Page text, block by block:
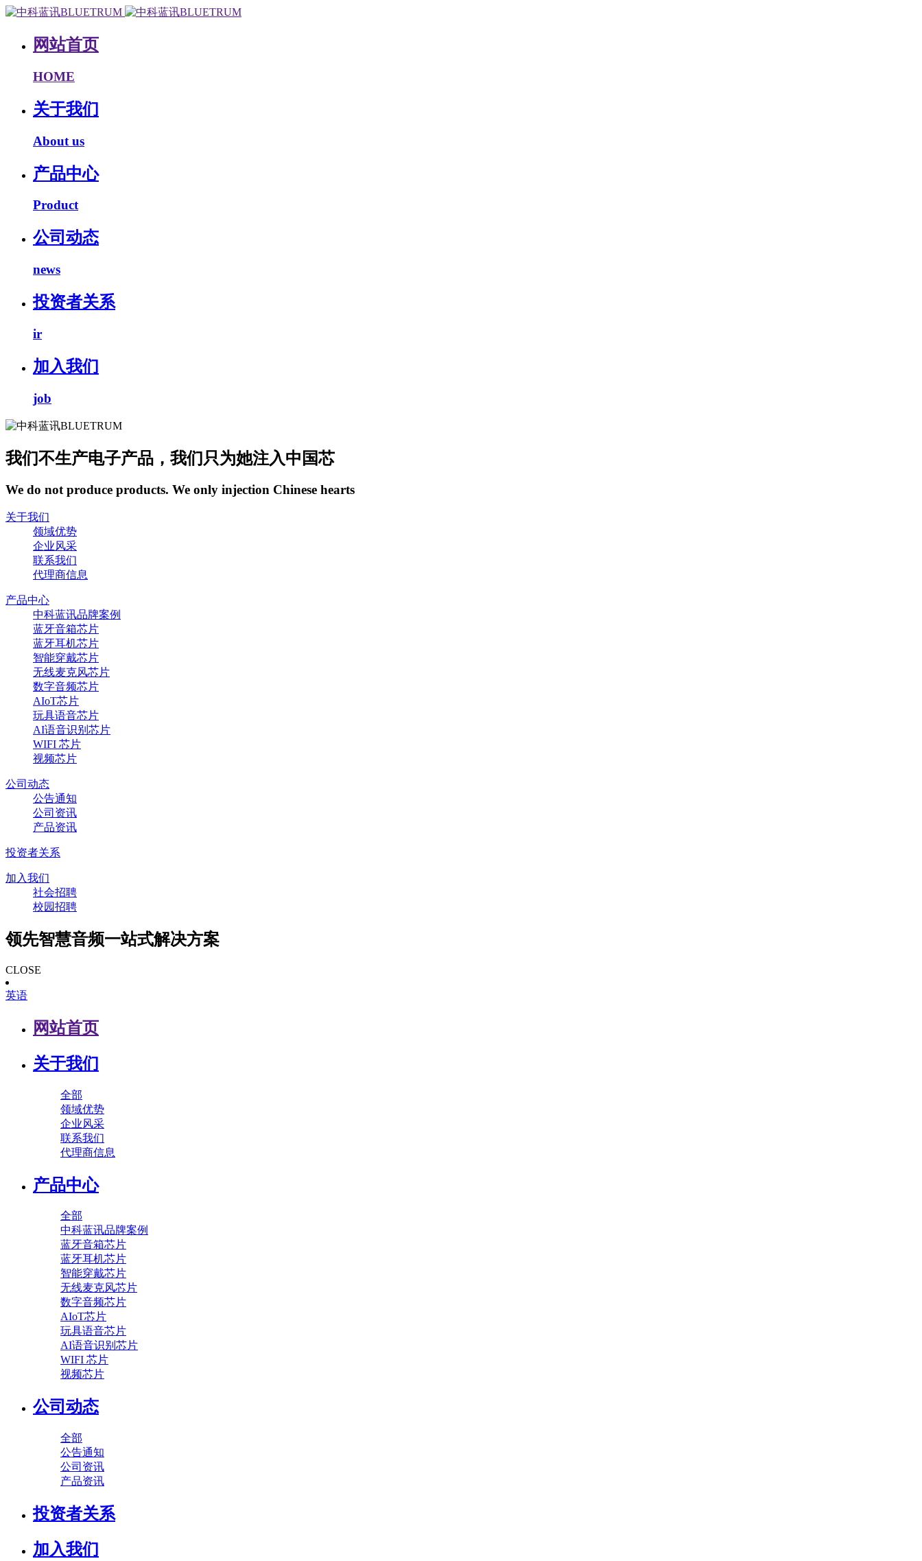
网站首页
HOME
关于我们
About us
产品中心
Product
公司动态
news
投资者关系
ir
加入我们
job
我们不生产电子产品，我们只为她注入中国芯
We do not produce products. We only injection Chinese hearts
关于我们
领域优势
企业风采
联系我们
代理商信息
产品中心
中科蓝讯品牌案例
蓝牙音箱芯片
蓝牙耳机芯片
智能穿戴芯片
无线麦克风芯片
数字音频芯片
AIoT芯片
玩具语音芯片
AI语音识别芯片
WIFI 芯片
视频芯片
公司动态
公告通知
公司资讯
产品资讯
投资者关系
加入我们
社会招聘
校园招聘
领先智慧音频一站式解决方案
CLOSE
英语
网站首页
关于我们
全部
领域优势
企业风采
联系我们
代理商信息
产品中心
全部
中科蓝讯品牌案例
蓝牙音箱芯片
蓝牙耳机芯片
智能穿戴芯片
无线麦克风芯片
数字音频芯片
AIoT芯片
玩具语音芯片
AI语音识别芯片
WIFI 芯片
视频芯片
公司动态
全部
公告通知
公司资讯
产品资讯
投资者关系
加入我们